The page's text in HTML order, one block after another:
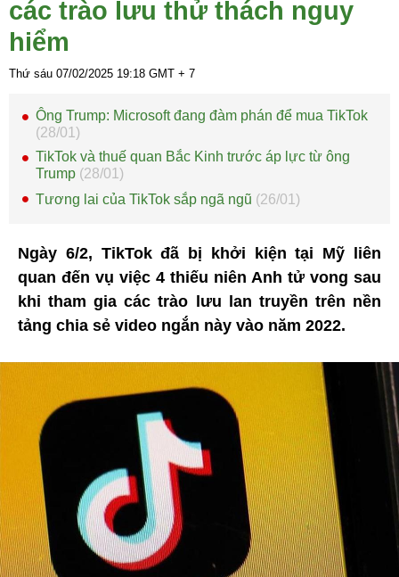
các trào lưu thử thách nguy
hiểm
Thứ sáu 07/02/2025 19:18 GMT + 7
Ông Trump: Microsoft đang đàm phán để mua TikTok
(28/01)
TikTok và thuế quan Bắc Kinh trước áp lực từ ông
Trump (28/01)
Tương lai của TikTok sắp ngã ngũ (26/01)
Ngày 6/2, TikTok đã bị khởi kiện tại Mỹ liên
quan đến vụ việc 4 thiếu niên Anh tử vong sau
khi tham gia các trào lưu lan truyền trên nền
tảng chia sẻ video ngắn này vào năm 2022.